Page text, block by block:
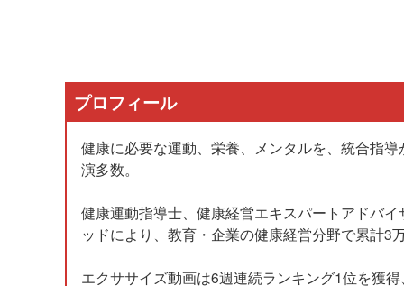
プロフィール
健康に必要な運動、栄養、メンタルを、統合指
演多数。
健康運動指導士、健康経営エキスパートアドバ
ッドにより、教育・企業の健康経営分野で累計3
エクササイズ動画は6週連続ランキング1位を獲